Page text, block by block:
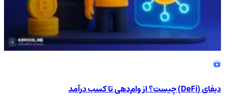
دیفای (DeFi) چیست؟ از وام‌دهی تا کسب درآمد